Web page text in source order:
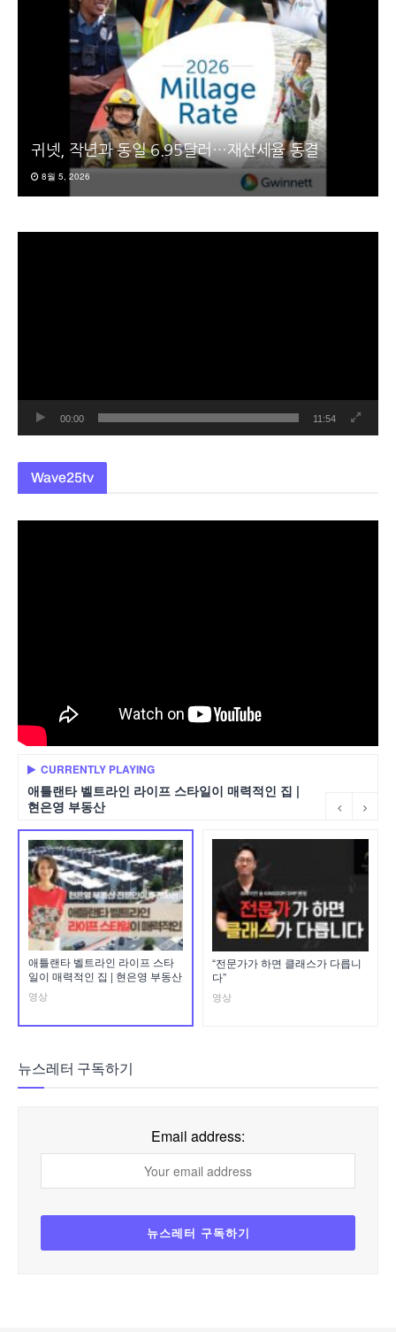
귀넷, 작년과 동일 6.95달러…재산세율 동결
8월 5, 2026
00:00 11:54
Wave25tv
CURRENTLY PLAYING
애틀랜타 벨트라인 라이프 스타일이 매력적인 집 |
현은영 부동산
애틀랜타 벨트라인 라이프 스타
일이 매력적인 집 | 현은영 부동산
영상
“전문가가 하면 클래스가 다릅니
다”
영상
뉴스레터 구독하기
Email address: